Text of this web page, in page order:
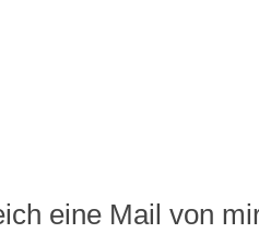
eine Mail von